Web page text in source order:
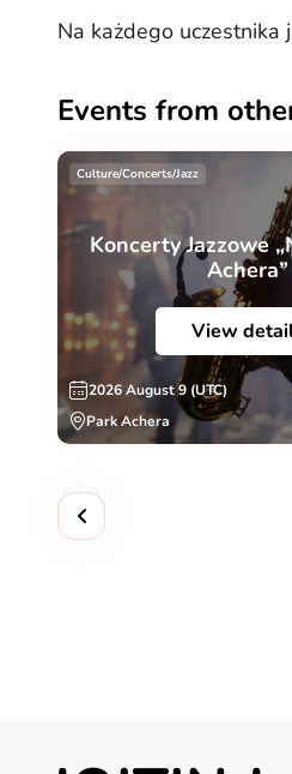
Na każdego uczestnika
Events from
Culture/Concerts/Jazz
Koncerty Jazzowe
Achera”
View
2026 August 9 (UTC)
Park Achera